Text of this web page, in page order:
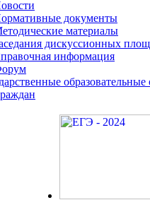
документы
материалы
дискуссионных
информация